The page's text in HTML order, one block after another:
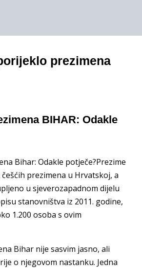
prezimena
BIHAR: Odakle
Bihar: Odakle potječe?Prezime
prezimena u Hrvatskoj, a
u sjeverozapadnom dijelu
stanovništva iz 2011. godine,
1.200 osoba s ovim
Bihar nije sasvim jasno, ali
o njegovom nastanku. Jedna